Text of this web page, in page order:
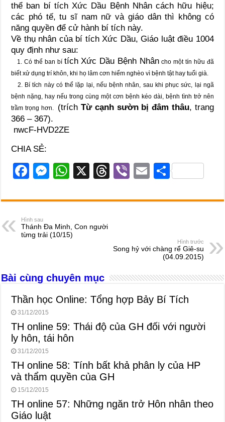
thể ban bí tích Xức Dầu Bệnh Nhân cách hữu hiệu;
các phó tế, tu sĩ nam nữ và giáo dân thì không có
năng quyền để cử hành bí tích này.
Về thụ nhân của bí tích Xức Dầu, Giáo luật điều 1004
quy định như sau:
1. Có thể ban bí tích Xức Dầu Bệnh Nhân cho một tín hữu đã
biết xử dụng trí khôn, khi họ lâm cơn hiểm nghèo vì bệnh tật hay tuổi già.
2. Bí tích này có thể lặp lại, nếu bệnh nhân, sau khi phục sức, lại ngã
bệnh nặng, hay nếu trong cùng một cơn bệnh kéo dài, bệnh tình trở nên
trầm trọng hơn.
(tríchTừ cạnh sườn bị đâm thâu, trang
366 – 367).
nwcF-HVD2ZE
CHIA SẺ:
F
c
e
b
k
M
ss
n
W
at
A
X
T
e
s
Vi
er
E
ail
S
ar
Hình sau
Thánh Đa Minh, Con người
từng trải (10/15)
Hình trước
Song hỷ với chàng rể Giê-su
(04.09.2015)
Bài cùng chuyên mục
Thần học Online: Tổng hợp Bảy Bí Tích
31/12/2015
TH online 59: Thái độ của GH đối với người
ly hôn, tái hôn
31/12/2015
TH online 58: Tính bất khả phân ly của HP
và thẩm quyền của GH
15/12/2015
TH online 57: Những ngăn trở Hôn nhân theo
Giáo luật